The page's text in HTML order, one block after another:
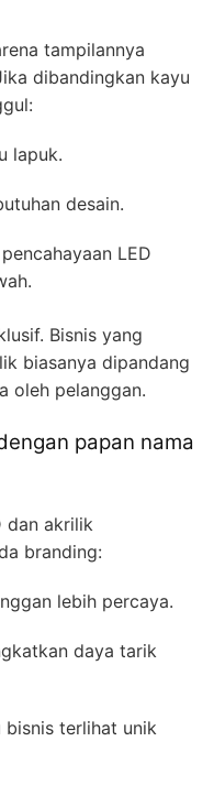
tampilannya
dibandingkan kayu
lapuk.
desain.
LED
Bisnis yang
biasanya dipandang
oleh pelanggan.
papan nama
dan akrilik
branding:
lebih percaya.
daya tarik
terlihat unik